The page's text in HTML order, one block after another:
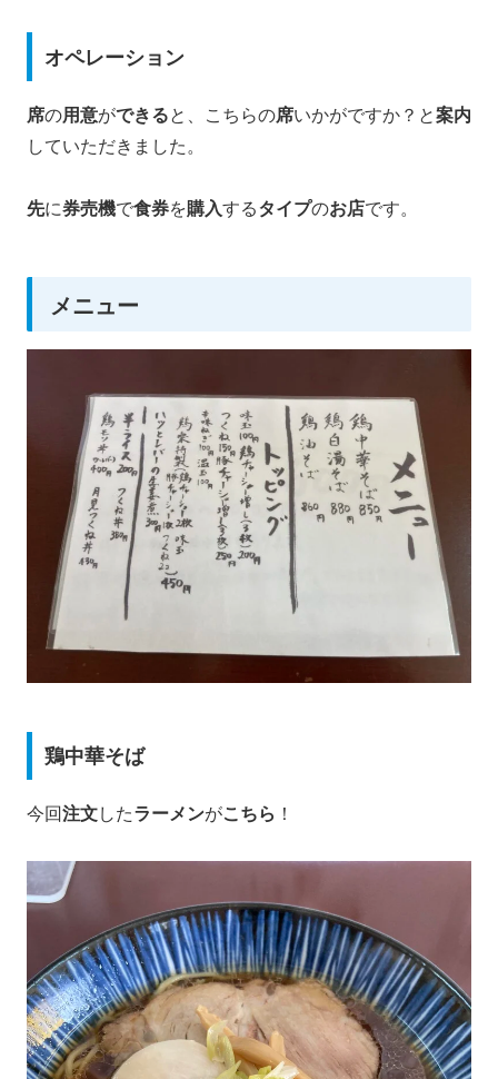
オペレーション
席の用意ができると、こちらの席いかがですか？と案内
していただきました。
先に券売機で食券を購入するタイプのお店です。
メニュー
鶏中華そば
今回注文したラーメンがこちら ！